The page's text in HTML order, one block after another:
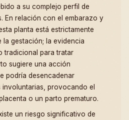
a su complejo perfil de
En relación con el embarazo y
planta está estrictamente
gestación; la evidencia
tradicional para tratar
sugiere una acción
podría desencadenar
provocando el
o un parto prematuro.
un riesgo significativo de